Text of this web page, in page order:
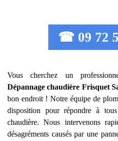
☎ 09 72
Vous cherchez un
Dépannage chaudière Frisquet
bon endroit ! Notre équipe de
disposition pour répondre à
chaudière. Nous intervenons
désagréments causés par une